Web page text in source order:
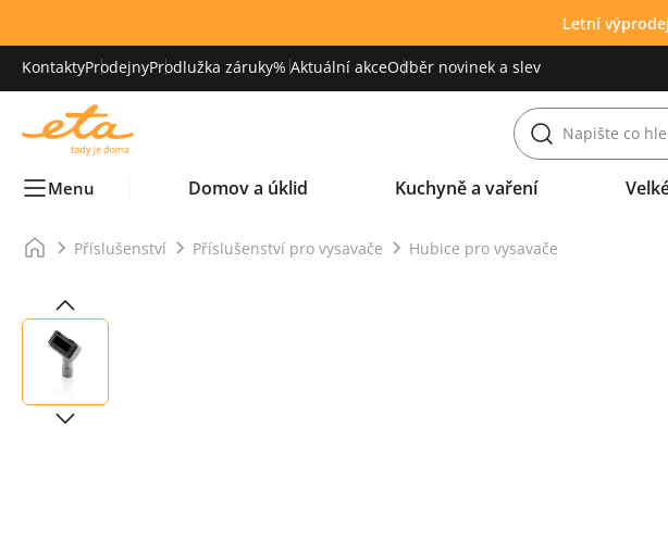
Letní
KontaktyProdejnyProdlužka záruky% Aktuální akceOdběr novinek a slev
Menu Domov a úklid Kuchyně a vaření
Příslušenství Příslušenství pro vysavače Hubice pro vysavače